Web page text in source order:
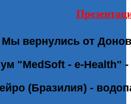
Мы вернулись от
"MedSoft - e-Health"
(Бразилия) -